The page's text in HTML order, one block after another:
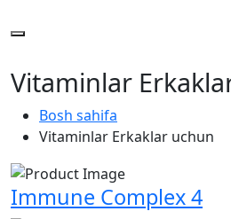
Vitaminlar
Bosh sahifa
Vitaminlar Erkaklar uchun
Immune Complex 4